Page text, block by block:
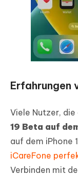
Erfahrungen
Viele Nutzer, die
19 Beta auf
auf dem iPhone
iCareFone
Verbinden mit